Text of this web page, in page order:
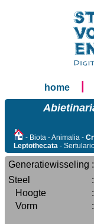
home
- Biota - Animalia -
Leptothecata -
Generatiewisseling :
Steel :
Hoogte
:
Vorm
: